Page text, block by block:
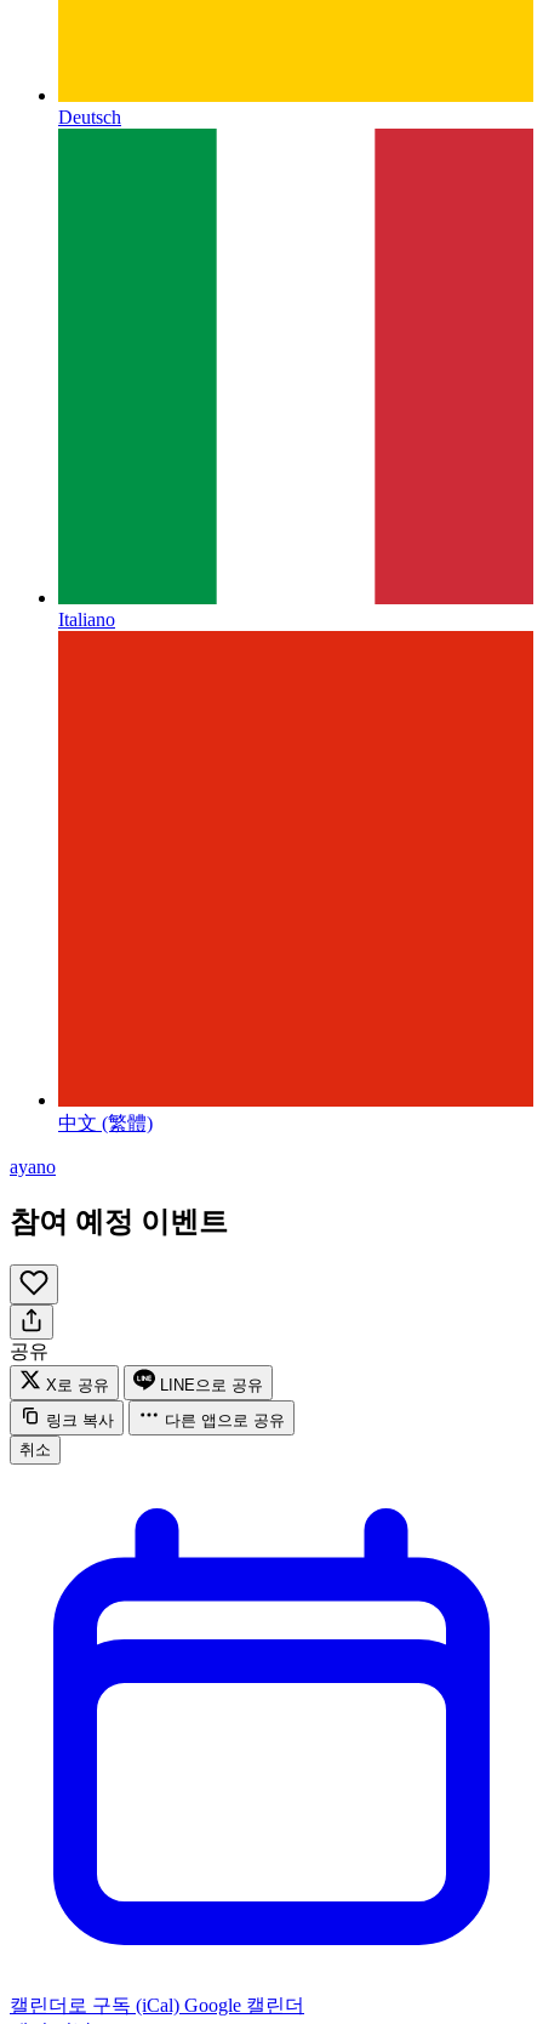
Deutsch
Italiano
中文 (繁體)
ayano
참여 예정 이벤트
공유
X로 공유
LINE으로 공유
링크 복사
다른 앱으로 공유
취소
캘린더로 구독 (iCal) Google 캘린더